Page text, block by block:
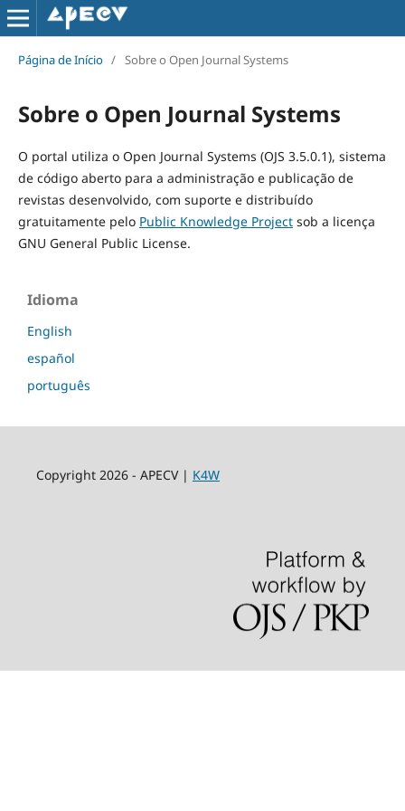
Página de Início / Sobre o Open Journal Systems
Sobre o Open Journal Systems
O portal utiliza o Open Journal Systems (OJS 3.5.0.1), sistema
de código aberto para a administração e publicação de
revistas desenvolvido, com suporte e distribuído
gratuitamente pelo Public Knowledge Projectsob a licença
GNU General Public License.
Idioma
English
español
português
Copyright 2026 - APECV | K4W